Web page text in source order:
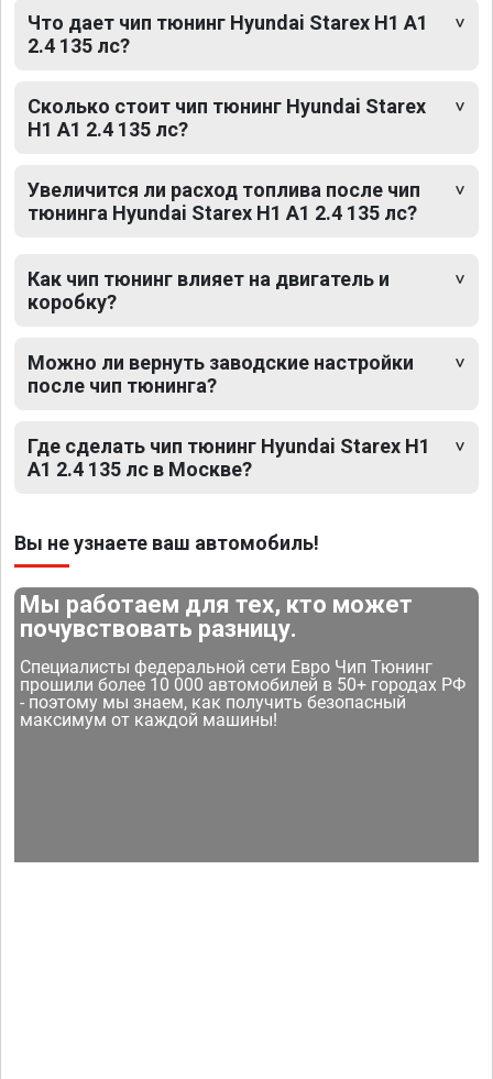
Что дает чип тюнинг Hyundai Starex H1 A1
2.4 135 лс?
Сколько стоит чип тюнинг Hyundai Starex
H1 A1 2.4 135 лс?
Увеличится ли расход топлива после чип
тюнинга Hyundai Starex H1 A1 2.4 135 лс?
Как чип тюнинг влияет на двигатель и
коробку?
Можно ли вернуть заводские настройки
после чип тюнинга?
Где сделать чип тюнинг Hyundai Starex H1
A1 2.4 135 лс в Москве?
Вы не узнаете ваш автомобиль!
Мы работаем для тех, кто может
почувствовать разницу.
Специалисты федеральной сети Евро Чип Тюнинг
прошили более 10 000 автомобилей в 50+ городах РФ
- поэтому мы знаем, как получить безопасный
максимум от каждой машины!